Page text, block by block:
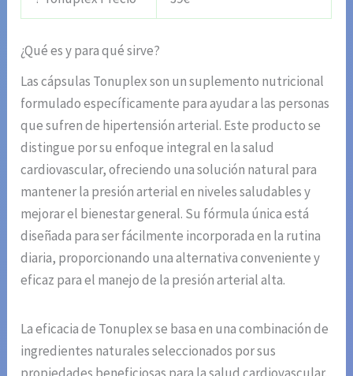
¿Qué es y para qué sirve?
Las cápsulas Tonuplex son un suplemento nutricional
formulado específicamente para ayudar a las personas
que sufren de hipertensión arterial. Este producto se
distingue por su enfoque integral en la salud
cardiovascular, ofreciendo una solución natural para
mantener la presión arterial en niveles saludables y
mejorar el bienestar general. Su fórmula única está
diseñada para ser fácilmente incorporada en la rutina
diaria, proporcionando una alternativa conveniente y
eficaz para el manejo de la presión arterial alta.
La eficacia de Tonuplex se basa en una combinación de
ingredientes naturales seleccionados por sus